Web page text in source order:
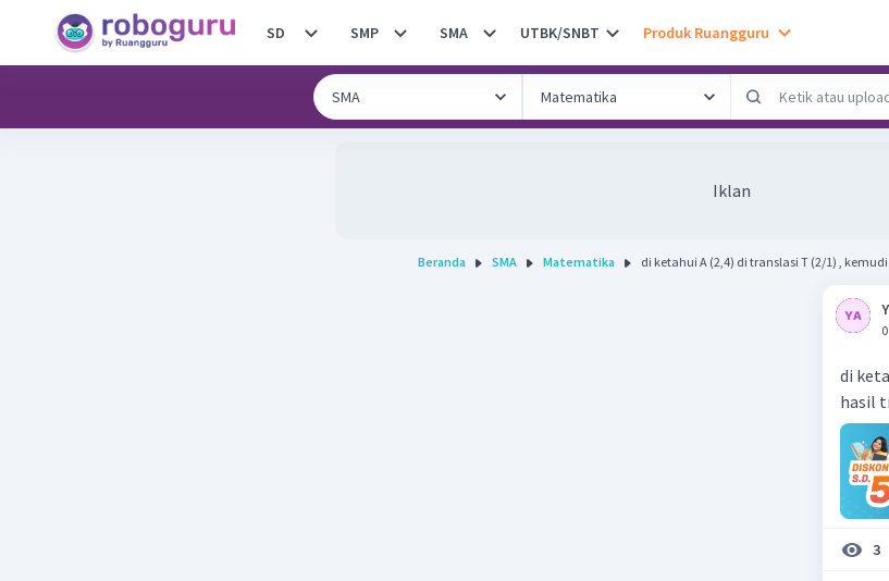
SD SMP SMA UTBK/SNBT Produk Ruangguru
Iklan
Beranda SMA Matematika di ketahui A (2,4) di translasi T (2/1) ,
di
hasil
3